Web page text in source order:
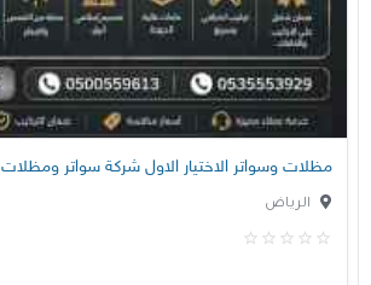
مظلات وسواتر الاختيار الاول شركة سواتر ومظلات
الرياض